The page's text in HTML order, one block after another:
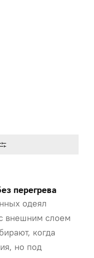
перегрева
одеял
внешним слоем
когда
но под